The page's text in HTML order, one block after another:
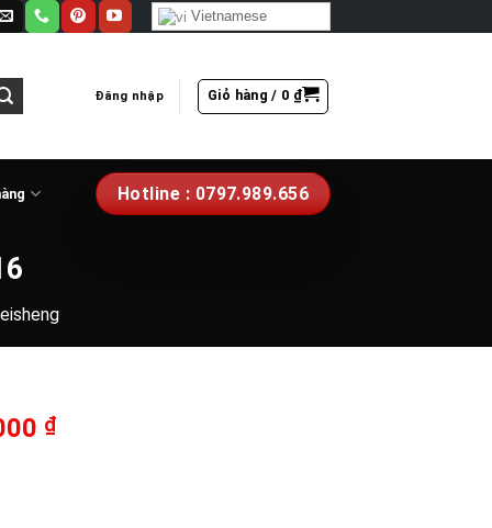
Vietnamese
Đăng nhập Giỏ hàng / 0 ₫
Hotline : 0797.989.656
₫Giá